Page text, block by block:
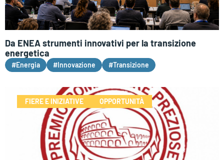
Da ENEA strumenti innovativi per la transizione
energetica
#Energia #Innovazione #Transizione
FIERE E INIZIATIVE OPPORTUNITÀ